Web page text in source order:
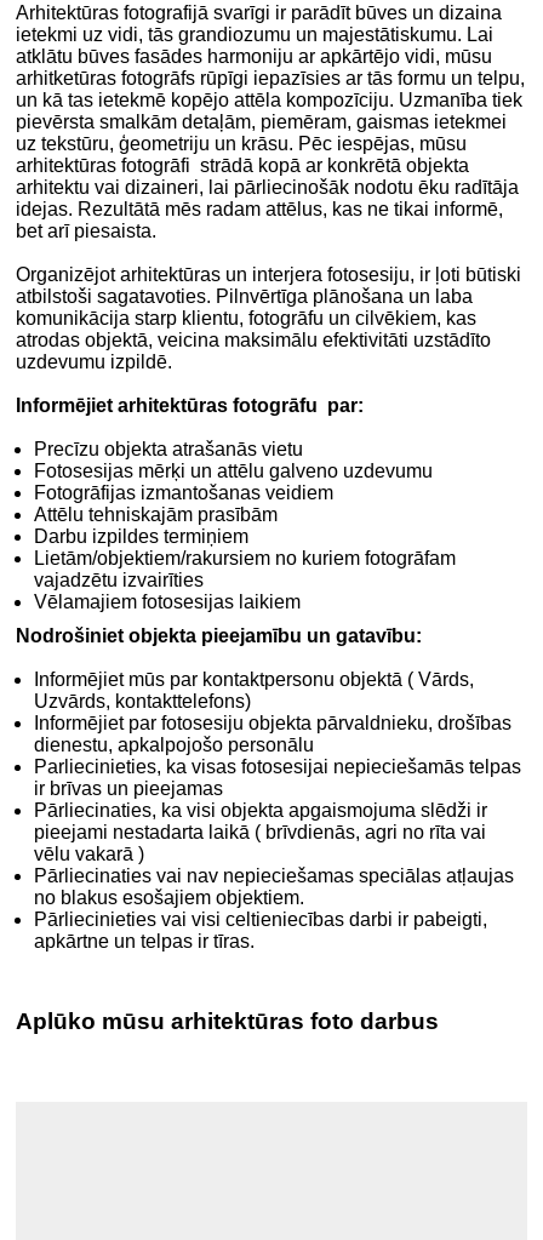
Arhitektūras fotografijā svarīgi ir parādīt būves un dizaina
ietekmi uz vidi, tās grandiozumu un majestātiskumu. Lai
atklātu būves fasādes harmoniju ar apkārtējo vidi, mūsu
arhitketūras fotogrāfs rūpīgi iepazīsies ar tās formu un telpu,
un kā tas ietekmē kopējo attēla kompozīciju. Uzmanība tiek
pievērsta smalkām detaļām, piemēram, gaismas ietekmei
uz tekstūru, ģeometriju un krāsu. Pēc iespējas, mūsu
arhitektūras fotogrāfi strādā kopā ar konkrētā objekta
arhitektu vai dizaineri, lai pārliecinošāk nodotu ēku radītāja
idejas. Rezultātā mēs radam attēlus, kas ne tikai informē,
bet arī piesaista.
Organizējot arhitektūras un interjera fotosesiju, ir ļoti būtiski
atbilstoši sagatavoties. Pilnvērtīga plānošana un laba
komunikācija starp klientu, fotogrāfu un cilvēkiem, kas
atrodas objektā, veicina maksimālu efektivitāti uzstādīto
uzdevumu izpildē.
Informējiet arhitektūras fotogrāfu par:
Precīzu objekta atrašanās vietu
Fotosesijas mērķi un attēlu galveno uzdevumu
Fotogrāfijas izmantošanas veidiem
Attēlu tehniskajām prasībām
Darbu izpildes termiņiem
Lietām/objektiem/rakursiem no kuriem fotogrāfam
vajadzētu izvairīties
Vēlamajiem fotosesijas laikiem
Nodrošiniet objekta pieejamību un gatavību:
Informējiet mūs par kontaktpersonu objektā ( Vārds,
Uzvārds, kontakttelefons)
Informējiet par fotosesiju objekta pārvaldnieku, drošības
dienestu, apkalpojošo personālu
Parliecinieties, ka visas fotosesijai nepieciešamās telpas
ir brīvas un pieejamas
Pārliecinaties, ka visi objekta apgaismojuma slēdži ir
pieejami nestadarta laikā ( brīvdienās, agri no rīta vai
vēlu vakarā )
Pārliecinaties vai nav nepieciešamas speciālas atļaujas
no blakus esošajiem objektiem.
Pārliecinieties vai visi celtieniecības darbi ir pabeigti,
apkārtne un telpas ir tīras.
Aplūko mūsu arhitektūras foto darbus